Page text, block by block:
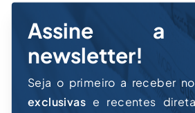
Assine a
newsletter!
Seja o primeiro a receber
exclusivas e recentes